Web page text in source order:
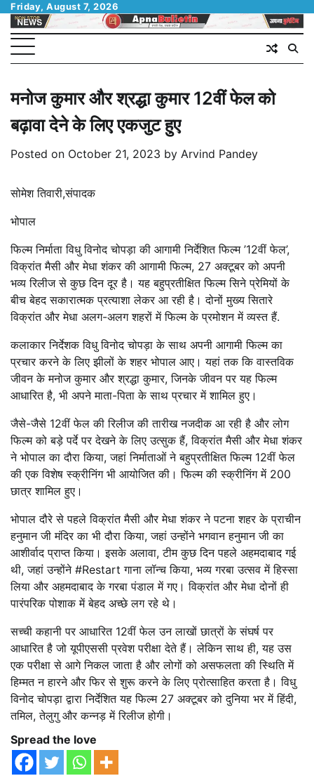
Skip
content
Friday, August 7, 2026
मनोज कुमार और श्रद्धा कुमार 12वीं फेल को
बढ़ावा देने के लिए एकजुट हुए
Posted on October 21, 2023 by Arvind Pandey
सोमेश तिवारी,संपादक
भोपाल
फिल्म निर्माता विधु विनोद चोपड़ा की आगामी निर्देशित फिल्म ’12वीं फेल’,
विक्रांत मैसी और मेधा शंकर की आगामी फिल्म, 27 अक्टूबर को अपनी
भव्य रिलीज से कुछ दिन दूर है। यह बहुप्रतीक्षित फिल्म सिने प्रेमियों के
बीच बेहद सकारात्मक प्रत्याशा लेकर आ रही है। दोनों मुख्य सितारे
विक्रांत और मेधा अलग-अलग शहरों में फिल्म के प्रमोशन में व्यस्त हैं.
कलाकार निर्देशक विधु विनोद चोपड़ा के साथ अपनी आगामी फिल्म का
प्रचार करने के लिए झीलों के शहर भोपाल आए। यहां तक ​​कि वास्तविक
जीवन के मनोज कुमार और श्रद्धा कुमार, जिनके जीवन पर यह फिल्म
आधारित है, भी अपने माता-पिता के साथ प्रचार में शामिल हुए।
जैसे-जैसे 12वीं फेल की रिलीज की तारीख नजदीक आ रही है और लोग
फिल्म को बड़े पर्दे पर देखने के लिए उत्सुक हैं, विक्रांत मैसी और मेधा शंकर
ने भोपाल का दौरा किया, जहां निर्माताओं ने बहुप्रतीक्षित फिल्म 12वीं फेल
की एक विशेष स्क्रीनिंग भी आयोजित की। फिल्म की स्क्रीनिंग में 200
छात्र शामिल हुए।
भोपाल दौरे से पहले विक्रांत मैसी और मेधा शंकर ने पटना शहर के प्राचीन
हनुमान जी मंदिर का भी दौरा किया, जहां उन्होंने भगवान हनुमान जी का
आशीर्वाद प्राप्त किया। इसके अलावा, टीम कुछ दिन पहले अहमदाबाद गई
थी, जहां उन्होंने #Restart गाना लॉन्च किया, भव्य गरबा उत्सव में हिस्सा
लिया और अहमदाबाद के गरबा पंडाल में गए। विक्रांत और मेधा दोनों ही
पारंपरिक पोशाक में बेहद अच्छे लग रहे थे।
सच्ची कहानी पर आधारित 12वीं फेल उन लाखों छात्रों के संघर्ष पर
आधारित है जो यूपीएससी प्रवेश परीक्षा देते हैं। लेकिन साथ ही, यह उस
एक परीक्षा से आगे निकल जाता है और लोगों को असफलता की स्थिति में
हिम्मत न हारने और फिर से शुरू करने के लिए प्रोत्साहित करता है। विधु
विनोद चोपड़ा द्वारा निर्देशित यह फिल्म 27 अक्टूबर को दुनिया भर में हिंदी,
तमिल, तेलुगु और कन्नड़ में रिलीज होगी।
Spread the love